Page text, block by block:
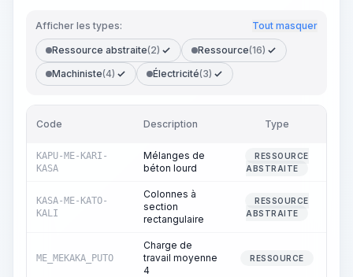
Afficher les types: Tout masquer
Ressource abstraite(2) Ressource(16)
Machiniste(4) Électricité(3)
Code Description Type
KAPU-ME-KARI-
KASA
Mélanges de
béton lourd
RESSOURCE
ABSTRAITE
KASA-ME-KATO-
KALI
Colonnes à
section
rectangulaire
RESSOURCE
ABSTRAITE
ME_MEKAKA_PUTO
Charge de
travail moyenne
4
RESSOURCE